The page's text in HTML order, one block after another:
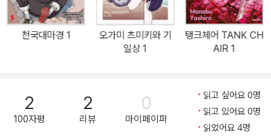
천국대마경 1
오가미 츠미키와 기
일상 1
탱크체어 TANK CH
AIR 1
2
100자평
2
리뷰
0
마이페이퍼
읽고 싶어요 0명
읽고 있어요 0명
읽었어요 4명